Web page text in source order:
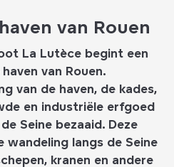
van Rouen
La Lutèce begint een
van Rouen.
van de haven, de kades,
en industriële erfgoed
Seine bezaaid. Deze
wandeling langs de Seine
kranen en andere